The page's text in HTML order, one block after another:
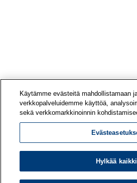
Käytämme evästeitä mahdollistamaan
verkkopalveluidemme käyttöä,
sekä verkkomarkkinoinnin
Hylkää kaikki